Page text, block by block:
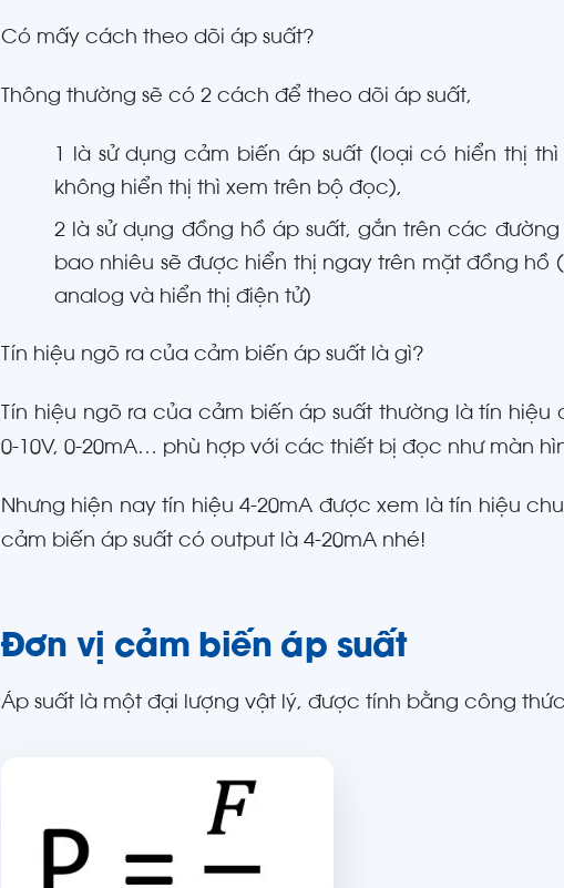
Có mấy cách theo dõi áp suất?
Thông thường sẽ có 2 cách để theo dõi áp suất,
1 là sử dụng cảm biến áp suất (loại có hiển thị
không hiển thị thì xem trên bộ đọc),
2 là sử dụng đồng hồ áp suất, gắn trên các
bao nhiêu sẽ được hiển thị ngay trên mặt đồng hồ
analog và hiển thị điện tử)
Tín hiệu ngõ ra của cảm biến áp suất là gì?
Tín hiệu ngõ ra của cảm biến áp suất thường là tín hiệu
0-10V, 0-20mA… phù hợp với các thiết bị đọc như màn
Nhưng hiện nay tín hiệu 4-20mA được xem là tín hiệu
cảm biến áp suất có output là 4-20mA nhé!
Đơn vị cảm biến áp suất
Áp suất là một đại lượng vật lý, được tính bằng công